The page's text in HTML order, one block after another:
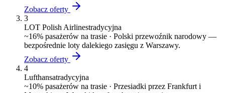
Zobacz oferty
3
LOT Polish Airlinestradycyjna
~16% pasażerów na trasie · Polski przewoźnik narodowy —
bezpośrednie loty dalekiego zasięgu z Warszawy.
Zobacz oferty
4
Lufthansatradycyjna
~10% pasażerów na trasie · Przesiadki przez Frankfurt i